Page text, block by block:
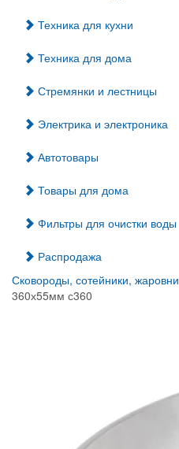
Техника для кухни
Техника для дома
Стремянки и лестницы
Электрика и электроника
Автотовары
Товары для дома
Фильтры для очистки воды
Распродажа
Сковороды, сотейники, жаровни
360х55мм с360